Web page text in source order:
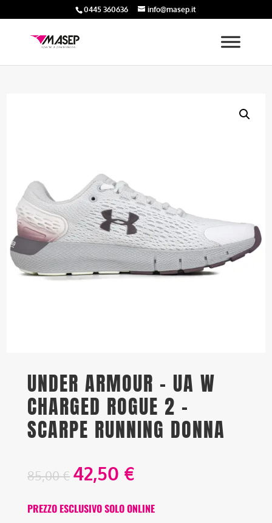
0445 360636 info@masep.it
UNDER ARMOUR – UA W
CHARGED ROGUE 2 –
SCARPE RUNNING DONNA
85,00€ 42,50 €
PREZZO ESCLUSIVO SOLO ONLINE